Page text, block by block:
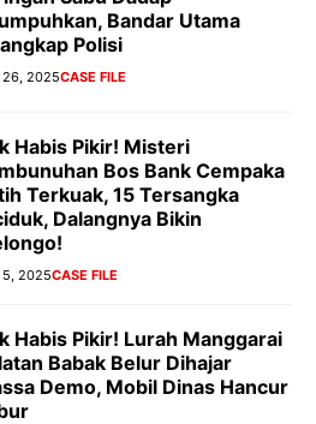
Bandar Utama
Polisi
26, 2025CASE FILE
Habis Pikir! Misteri
Bos Bank Cempaka
Terkuak, 15 Tersangka
Dalangnya Bikin
5, 2025CASE FILE
Habis Pikir! Lurah Manggarai
Babak Belur Dihajar
Demo, Mobil Dinas Hancur